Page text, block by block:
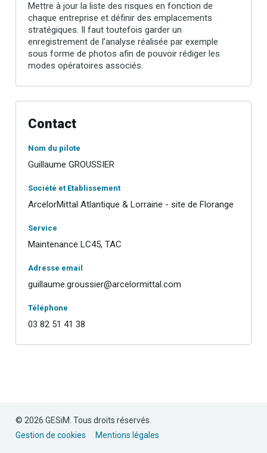
Mettre à jour la liste des risques en fonction de
chaque entreprise et définir des emplacements
stratégiques. Il faut toutefois garder un
enregistrement de l’analyse réalisée par exemple
sous forme de photos afin de pouvoir rédiger les
modes opératoires associés.
Contact
Nom du pilote
Guillaume GROUSSIER
Société et Etablissement
ArcelorMittal Atlantique & Lorraine - site de Florange
Service
Maintenance LC45, TAC
Adresse email
guillaume.groussier@arcelormittal.com
Téléphone
03 82 51 41 38
© 2026 GESiM. Tous droits réservés.
Gestion de cookies
Mentions légales